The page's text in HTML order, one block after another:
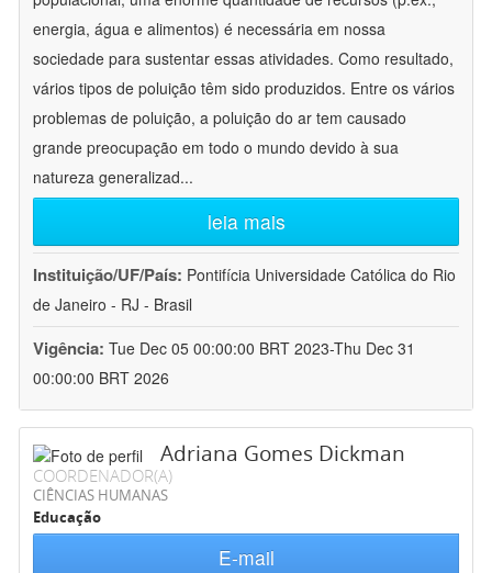
energia, água e alimentos) é necessária em nossa
sociedade para sustentar essas atividades. Como resultado,
vários tipos de poluição têm sido produzidos. Entre os vários
problemas de poluição, a poluição do ar tem causado
grande preocupação em todo o mundo devido à sua
natureza generalizad...
leia mais
Instituição/UF/País: Pontifícia Universidade Católica do Rio
de Janeiro - RJ - Brasil
Vigência: Tue Dec 05 00:00:00 BRT 2023-Thu Dec 31
00:00:00 BRT 2026
Adriana Gomes Dickman
COORDENADOR(A)
CIÊNCIAS HUMANAS
Educação
E-mail